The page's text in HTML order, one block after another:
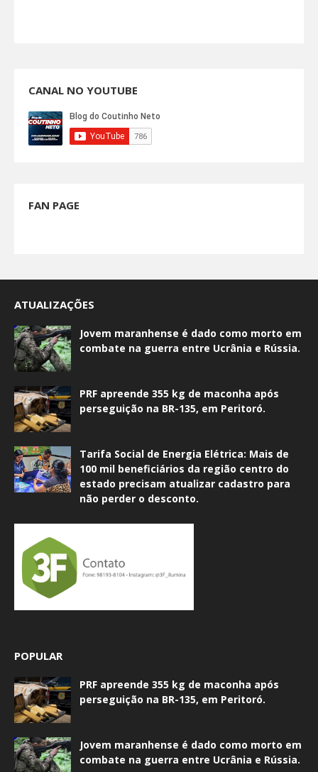
CANAL NO YOUTUBE
FAN PAGE
ATUALIZAÇÕES
Jovem maranhense é dado como morto em
combate na guerra entre Ucrânia e Rússia.
PRF apreende 355 kg de maconha após
perseguição na BR-135, em Peritoró.
Tarifa Social de Energia Elétrica: Mais de
100 mil beneficiários da região centro do
estado precisam atualizar cadastro para
não perder o desconto.
POPULAR
PRF apreende 355 kg de maconha após
perseguição na BR-135, em Peritoró.
Jovem maranhense é dado como morto em
combate na guerra entre Ucrânia e Rússia.